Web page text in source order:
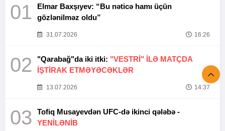
01
Elmar Baxşıyev: “Bu nəticə hamı üçün
gözlənilməz oldu”
31.07.2026 16:26
02 "Qarabağ"da iki itki: "VESTRİ" İLƏ MATÇDA
İŞTİRAK ETMƏYƏCƏKLƏR
13.07.2026 14:37
03
Tofiq Musayevdən UFC-də ikinci qələbə -
YENİLƏNİB